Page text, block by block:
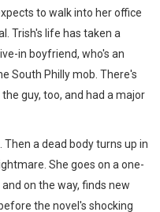
to walk into her office
Trish's life has taken a
in boyfriend, who's an
South Philly mob. There's
guy, too, and had a major
a dead body turns up in
She goes on a one-
on the way, finds new
the novel's shocking